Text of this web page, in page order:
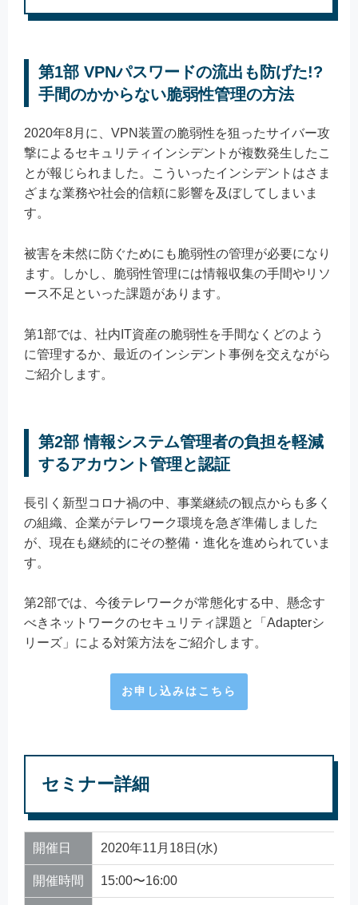
第1部 VPNパスワードの流出も防げた!?
手間のかからない脆弱性管理の方法
2020年8月に、VPN装置の脆弱性を狙ったサイバー攻
撃によるセキュリティインシデントが複数発生したこ
とが報じられました。こういったインシデントはさま
ざまな業務や社会的信頼に影響を及ぼしてしまいま
す。
被害を未然に防ぐためにも脆弱性の管理が必要になり
ます。しかし、脆弱性管理には情報収集の手間やリソ
ース不足といった課題があります。
第1部では、社内IT資産の脆弱性を手間なくどのよう
に管理するか、最近のインシデント事例を交えながら
ご紹介します。
第2部 情報システム管理者の負担を軽減
するアカウント管理と認証
長引く新型コロナ禍の中、事業継続の観点からも多く
の組織、企業がテレワーク環境を急ぎ準備しました
が、現在も継続的にその整備・進化を進められていま
す。
第2部では、今後テレワークが常態化する中、懸念す
べきネットワークのセキュリティ課題と「Adapterシ
リーズ」による対策方法をご紹介します。
お申し込みはこちら
セミナー詳細
開催日 2020年11月18日(水)
開催時間 15:00〜16:00